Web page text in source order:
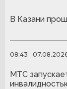
В Казани
08:43
МТС